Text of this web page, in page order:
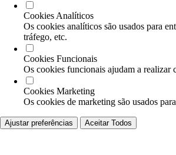
Cookies Analíticos
Os cookies analíticos são usados para
tráfego, etc.
Cookies Funcionais
Os cookies funcionais ajudam a realizar
Cookies Marketing
Os cookies de marketing são usados
Ajustar preferências Aceitar Todos